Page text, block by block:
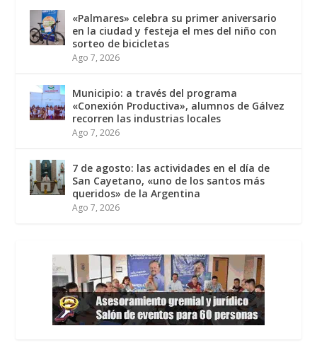
«Palmares» celebra su primer aniversario
en la ciudad y festeja el mes del niño con
sorteo de bicicletas
Ago 7, 2026
Municipio: a través del programa
«Conexión Productiva», alumnos de Gálvez
recorren las industrias locales
Ago 7, 2026
7 de agosto: las actividades en el día de
San Cayetano, «uno de los santos más
queridos» de la Argentina
Ago 7, 2026